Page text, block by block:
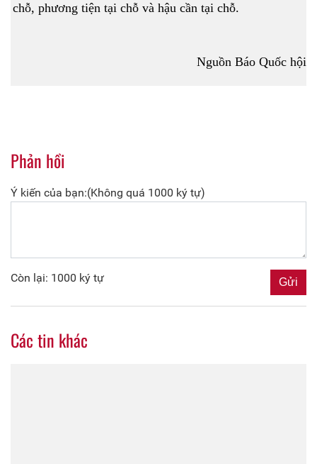
chỗ, phương tiện tại chỗ và hậu cần tại chỗ.
Nguồn Báo Quốc hội
Phản hồi
Ý kiến của bạn:(Không quá 1000 ký tự)
Còn lại: 1000 ký tự
Các tin khác